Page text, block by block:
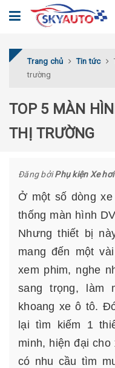
Trang chủ Tin tức
trường
TOP 5 MÀN
THỊ TRƯỜNG
Đăng bởiPhụ kiện Xe
Ở một số dòng
thống màn hình
Nhưng thiết bị
mang đến một
xem phim, nghe
sang trọng, làm
khoang xe ô tô.
lại tìm kiếm 1
minh, hiện đại
có nhu cầu tìm